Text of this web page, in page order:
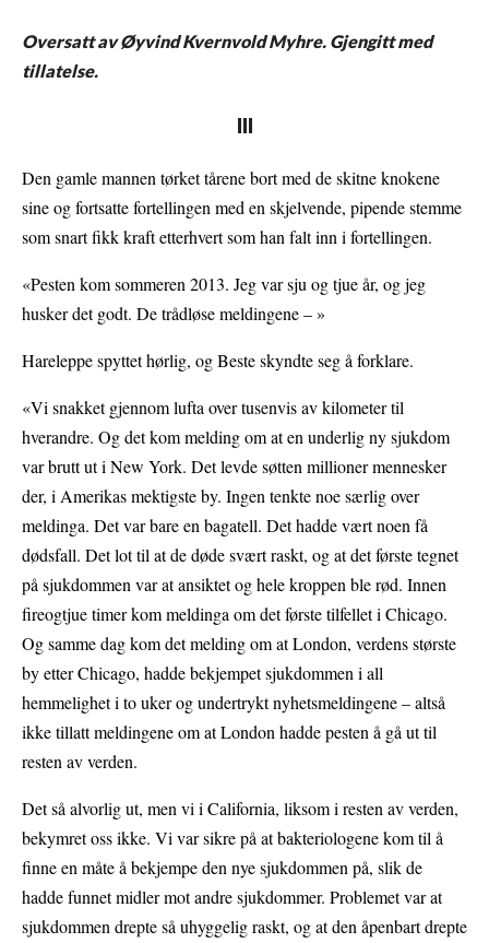
Oversatt av Øyvind Kvernvold Myhre. Gjengitt med
tillatelse.
III
Den gamle mannen tørket tårene bort med de skitne knokene
sine og fortsatte fortellingen med en skjelvende, pipende stemme
som snart fikk kraft etterhvert som han falt inn i fortellingen.
«Pesten kom sommeren 2013. Jeg var sju og tjue år, og jeg
husker det godt. De trådløse meldingene – »
Hareleppe spyttet hørlig, og Beste skyndte seg å forklare.
«Vi snakket gjennom lufta over tusenvis av kilometer til
hverandre. Og det kom melding om at en underlig ny sjukdom
var brutt ut i New York. Det levde søtten millioner mennesker
der, i Amerikas mektigste by. Ingen tenkte noe særlig over
meldinga. Det var bare en bagatell. Det hadde vært noen få
dødsfall. Det lot til at de døde svært raskt, og at det første tegnet
på sjukdommen var at ansiktet og hele kroppen ble rød. Innen
fireogtjue timer kom meldinga om det første tilfellet i Chicago.
Og samme dag kom det melding om at London, verdens største
by etter Chicago, hadde bekjempet sjukdommen i all
hemmelighet i to uker og undertrykt nyhetsmeldingene – altså
ikke tillatt meldingene om at London hadde pesten å gå ut til
resten av verden.
Det så alvorlig ut, men vi i California, liksom i resten av verden,
bekymret oss ikke. Vi var sikre på at bakteriologene kom til å
finne en måte å bekjempe den nye sjukdommen på, slik de
hadde funnet midler mot andre sjukdommer. Problemet var at
sjukdommen drepte så uhyggelig raskt, og at den åpenbart drepte